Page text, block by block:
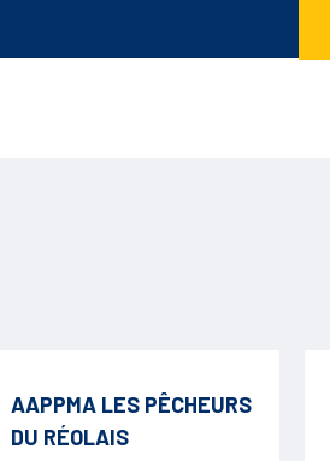
AAPPMA LES PÊCHEURS
DU RÉOLAIS